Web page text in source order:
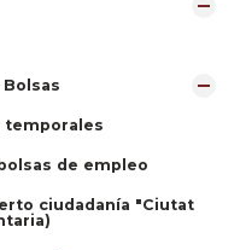
temporales
de empleo
ciudadanía "Ciutat